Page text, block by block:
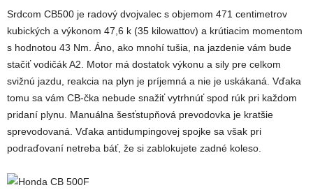
Srdcom CB500 je radový dvojvalec s objemom 471 centimetrov
kubických a výkonom 47,6 k (35 kilowattov) a krútiacim momentom
s hodnotou 43 Nm. Áno, ako mnohí tušia, na jazdenie vám bude
stačiť vodičák A2. Motor má dostatok výkonu a sily pre celkom
svižnú jazdu, reakcia na plyn je príjemná a nie je uskákaná. Vďaka
tomu sa vám CB-čka nebude snažiť vytrhnúť spod rúk pri každom
pridaní plynu. Manuálna šesťstupňová prevodovka je kratšie
sprevodovaná. Vďaka antidumpingovej spojke sa však pri
podraďovaní netreba báť, že si zablokujete zadné koleso.